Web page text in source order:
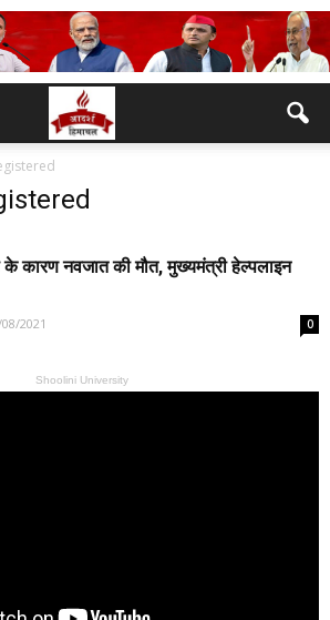
के कारण नवजात की मौत, मुख्यमंत्री हेल्पलाइन
2021 0
Shoolini University